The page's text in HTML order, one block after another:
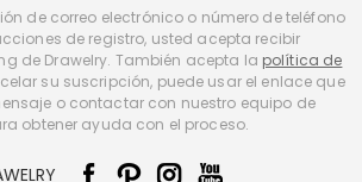
de correo electrónico o número de teléfono
de registro, usted acepta recibir
de Drawelry. También acepta la política de
su suscripción, puede usar el enlace que
o contactar con nuestro equipo de
obtener ayuda con el proceso.